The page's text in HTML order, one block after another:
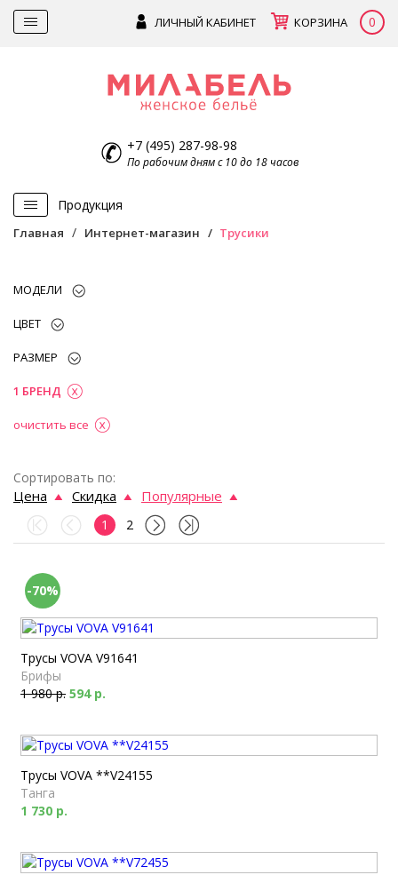
ЛИЧНЫЙ КАБИНЕТ КОРЗИНА 0
+7 (495) 287-98-98
По рабочим дням с 10 до 18 часов
Продукция
Главная Интернет-магазин Трусики
МОДЕЛИ
ЦВЕТ
РАЗМЕР
1 БРЕНД
очистить все
Сортировать по:
Цена Скидка Популярные
1 2
-70%
Трусы VOVA V91641
Брифы
1 980 р. 594 р.
Трусы VOVA **V24155
Танга
1 730 р.